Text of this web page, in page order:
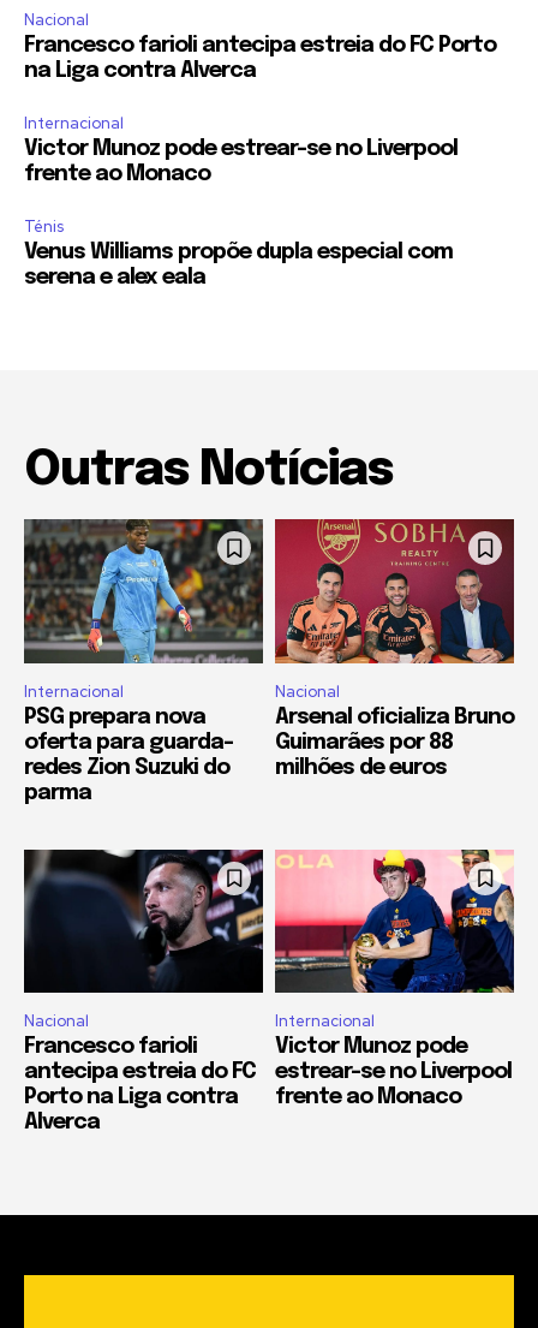
Nacional
Francesco farioli antecipa estreia do FC Porto
na Liga contra Alverca
Internacional
Victor Munoz pode estrear-se no Liverpool
frente ao Monaco
Ténis
Venus Williams propõe dupla especial com
serena e alex eala
Outras Notícias
Internacional
PSG prepara nova
oferta para guarda-
redes Zion Suzuki do
parma
Nacional
Arsenal oficializa Bruno
Guimarães por 88
milhões de euros
Nacional
Francesco farioli
antecipa estreia do FC
Porto na Liga contra
Alverca
Internacional
Victor Munoz pode
estrear-se no Liverpool
frente ao Monaco